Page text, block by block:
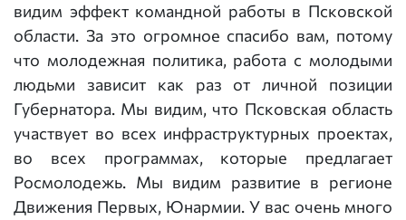
видим эффект командной работы в Псковской
области. За это огромное спасибо вам, потому
что молодежная политика, работа с молодыми
людьми зависит как раз от личной позиции
Губернатора. Мы видим, что Псковская область
участвует во всех инфраструктурных проектах,
во всех программах, которые предлагает
Росмолодежь. Мы видим развитие в регионе
Движения Первых, Юнармии. У вас очень много